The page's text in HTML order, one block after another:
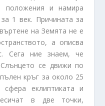
положения и намира
1 век. Причината за
на Земята не е
а описва
Сега ние знаем, че
Слънцето се движи по
кръг за около 25
еклиптиката и
в две точки,